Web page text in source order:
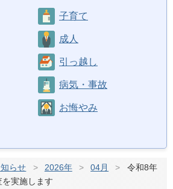
子育て
成人
引っ越し
病気・事故
お悔やみ
らせ > 2026年 > 04月 >
令和8年
実施します